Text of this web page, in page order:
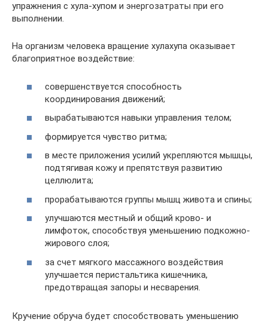
упражнения с хула-хупом и энергозатраты при его
выполнении.
На организм человека вращение хулахупа оказывает
благоприятное воздействие:
совершенствуется способность
координирования движений;
вырабатываются навыки управления телом;
формируется чувство ритма;
в месте приложения усилий укрепляются мышцы,
подтягивая кожу и препятствуя развитию
целлюлита;
прорабатываются группы мышц живота и спины;
улучшаются местный и общий крово- и
лимфоток, способствуя уменьшению подкожно-
жирового слоя;
за счет мягкого массажного воздействия
улучшается перистальтика кишечника,
предотвращая запоры и несварения.
Кручение обруча будет способствовать уменьшению